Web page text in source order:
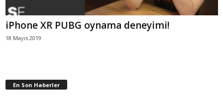
iPhone XR PUBG oynama deneyimi!
18 Mayıs 2019
En Son Haberler